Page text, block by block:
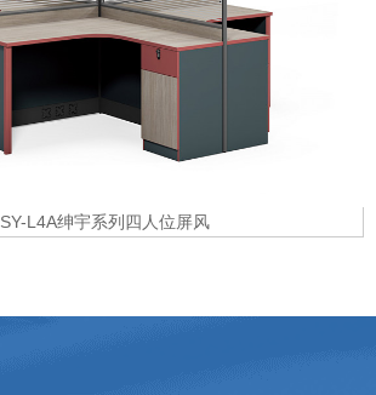
SY-L4A绅宇系列四人位屏风